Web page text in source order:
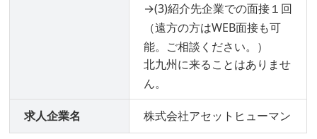
→(3)紹介先企業での面接１回
（遠方の方はWEB面接も可
能。ご相談ください。）
北九州に来ることはありませ
ん。
求人企業名 株式会社アセットヒューマン